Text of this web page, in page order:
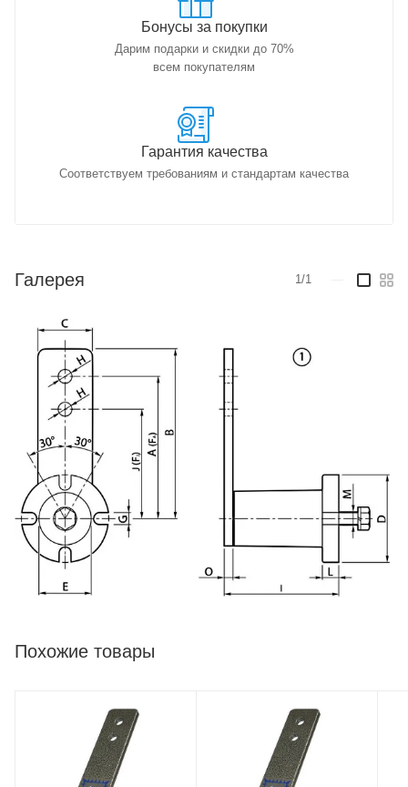
Бонусы за покупки
Дарим подарки и скидки до 70%
всем покупателям
Гарантия качества
Соответствуем требованиям и стандартам качества
Галерея 1/1
Похожие товары